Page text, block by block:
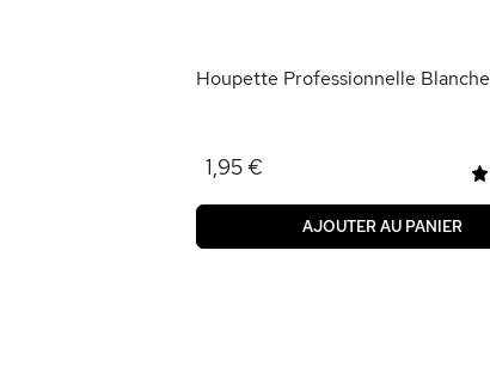
Houpette Professionnelle Blanche
1,95 €
AJOUTER AU PANIER